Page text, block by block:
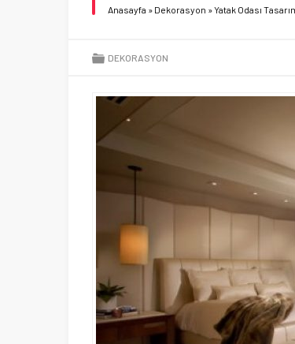
Anasayfa » Dekorasyon »Yatak Odası
DEKORASYON